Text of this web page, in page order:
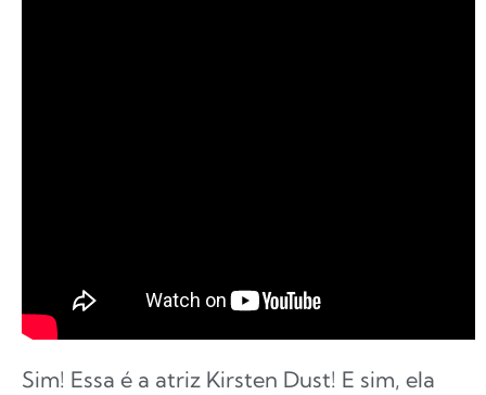
Sim! Essa é a atriz Kirsten Dust! E sim, ela